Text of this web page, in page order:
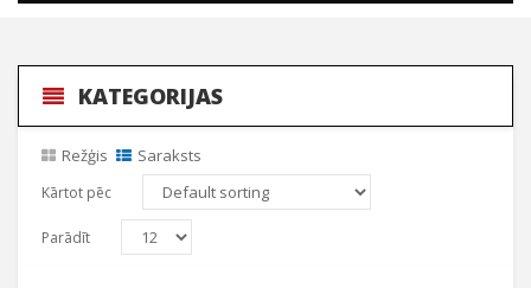
KATEGORIJAS
Režģis Saraksts
Kārtot pēc
Parādīt